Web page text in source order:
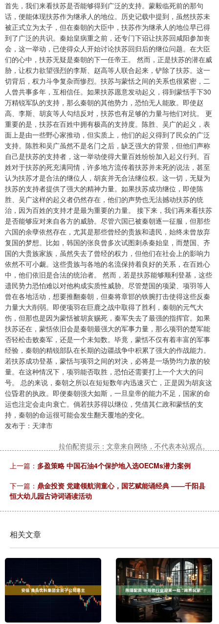
首先，我们来看扶苏是否能够得到广泛的支持。蒙毅临死前的那句
话，便能体现扶苏作为继承人的地位。历史记载中提到，虽然扶苏未
被正式立为太子，但在秦朝的大臣中，扶苏作为继承人的地位早已得
到了广泛的共识。秦始皇病重之前，还专门下诏让扶苏回咸阳参加丧
会，这一举动，已使得众人开始讨论扶苏回归后的继位问题。在大臣
们的心中，扶苏无疑是秦朝的下一任帝王。 然而，正是扶苏的潜在威
胁，让权力欲望强烈的李斯、赵高等人联合起来，铲除了扶苏。这一
切背后，权力斗争复杂而惨烈。扶苏与蒙恬之间的关系也很紧密，二
人曾共事多年，互相信任。如果扶苏愿意发动起义，得到蒙恬手下30
万精锐军队的支持，那么秦朝的其他势力，恐怕无人能敌。即使赵
高、李斯、胡亥等人勾结反对，扶苏也有足够的力量与他们对抗。 更
重要的是，扶苏在百姓中拥有极高的支持度。陈胜、吴广的起义，表
面上是由一些野心家推动，但实质上，他们的起义得到了民众的广泛
支持。陈胜和吴广虽然不是名门之后，缺乏强大的背景，但他们声称
自己是扶苏的支持者，这一举动使得大量百姓纷纷加入起义行列。百
姓对于扶苏的死充满同情，许多地方流传着扶苏并未死的说法，甚至
认为扶苏才是合法的继位人，胡亥并无合法继位权。这一切，无疑为
扶苏的支持者提供了强大的精神力量。如果扶苏成功继位，即使陈
胜、吴广这样的起义者仍然存在，他们的声势也无法撼动扶苏的统
治，因为百姓的支持才是最为重要的力量。 接下来，我们再来看扶苏
是否能够应对来自各方的威胁。尽管六国已被秦朝逐一征服，但那些
六国的余孽依然存在，尤其是那些曾经的贵族和遗民，始终未曾放弃
复国的梦想。比如，韩国的张良曾多次试图刺杀秦始皇，而楚国、齐
国的大贵族家族，虽然失去了曾经的权力，但他们在社会上的影响力
依然不可小觑。这些贵族与各地的名流保持着良好的关系，在百姓心
中，他们依旧是合法的统治者。 然而，若是扶苏能够顺利登基，这些
遗民势力恐怕难以对他构成实质性威胁。尽管楚国的项梁、项羽等人
曾在各地活动，想要推翻秦朝，但秦将章邯的铁腕打击使得这些反秦
力量大大削弱。即便项羽在巨鹿之战中取得了胜利，秦朝的元气大
伤，但那也是因为蒙恬被胡亥赐死，秦军失去了最强的指挥官。如果
扶苏还在，蒙恬依旧会是秦朝最强大的军事力量，那么项羽的楚军能
否轻松击败秦军，还是一个未知数。毕竟，蒙恬不仅有着丰富的军事
经验，秦朝的精锐部队在长期的边疆战争中积累了强大的作战能力。
若扶苏成功登基，蒙恬与项羽之间的对决，必将是一场势均力敌的较
量。在这种情况下，项羽能否取胜，恐怕还需要打上一个大大的问
号。 总的来说，秦朝之所以在短短数年内迅速灭亡，正是因为胡亥这
位昏君的执政。即便秦朝强大如斯，一旦皇帝的能力不足，国家的命
运也注定会走向衰亡。倘若扶苏得以继位，凭借其仁政和蒙恬的支
持，秦朝的命运很可能会发生翻天覆地的变化。
发布于：天津市
拉伯配资提示：文章来自网络，不代表本站观点。
上一篇： 多盈策略 中国石油4个保护地入选OECMs潜力案例
下一篇： 鼎金投资 党建领航润童心，国艺赋能诵经典 ——千阳县
恒大幼儿园古诗词诵读活动
相关文章